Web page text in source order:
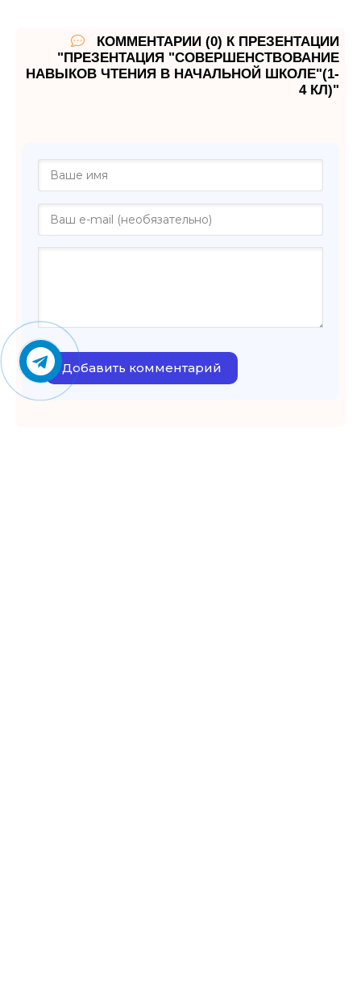
КОММЕНТАРИИ (0) К ПРЕЗЕНТАЦИИ
"ПРЕЗЕНТАЦИЯ "СОВЕРШЕНСТВОВАНИЕ
НАВЫКОВ ЧТЕНИЯ В НАЧАЛЬНОЙ ШКОЛЕ"(1-
4 КЛ)"
Добавить комментарий